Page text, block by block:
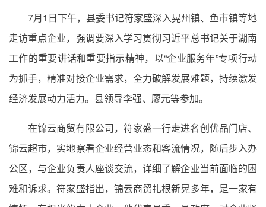
7月1日下午，县委书记符家盛深入晃州镇、鱼市镇等地
走访重点企业，强调要深入学习贯彻习近平总书记关于湖南
工作的重要讲话和重要指示精神，以“企业服务年”专项行动
为抓手，精准对接企业需求，全力破解发展难题，持续激发
经济发展动力活力。县领导李强、廖元等参加。
在锦云商贸有限公司，符家盛一行走进名创优品门店、
锦云超市，实地察看企业经营业态和客流情况，随后步入办
公区，与企业负责人座谈交流，详细了解企业当前面临的困
难和诉求。符家盛指出，锦云商贸扎根新晃多年，是一家有